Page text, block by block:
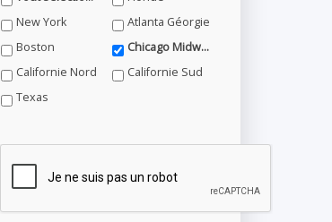
New York
Atlanta Géorgie
Boston
Chicago Midwest
Californie Nord
Californie Sud
Texas